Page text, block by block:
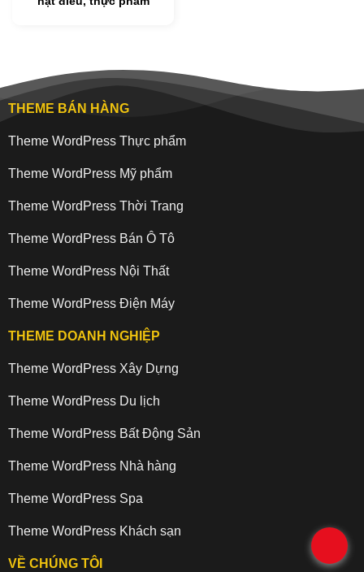
THEME BÁN HÀNG
Theme WordPress Thực phẩm
Theme WordPress Mỹ phẩm
Theme WordPress Thời Trang
Theme WordPress Bán Ô Tô
Theme WordPress Nội Thất
Theme WordPress Điện Máy
THEME DOANH NGHIỆP
Theme WordPress Xây Dựng
Theme WordPress Du lịch
Theme WordPress Bất Động Sản
Theme WordPress Nhà hàng
Theme WordPress Spa
Theme WordPress Khách sạn
VỀ CHÚNG TÔI